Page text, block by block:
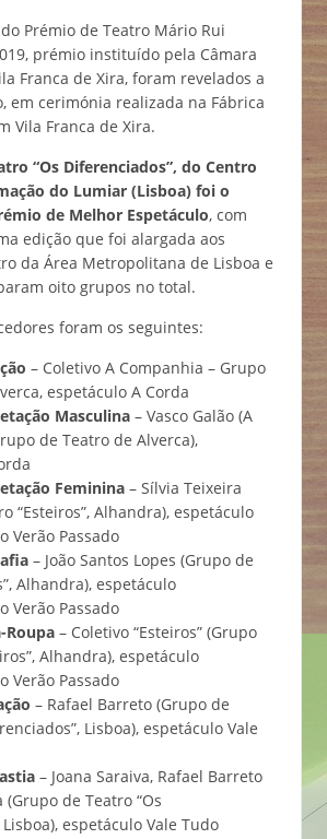
Prémio de Teatro Mário Rui
prémio instituído pela Câmara
Franca de Xira, foram revelados a
em cerimónia realizada na Fábrica
Vila Franca de Xira.
“Os Diferenciados”, do Centro
do Lumiar (Lisboa) foi o
de Melhor Espetáculo, com
edição que foi alargada aos
da Área Metropolitana de Lisboa e
oito grupos no total.
foram os seguintes:
– Coletivo A Companhia – Grupo
espetáculo A Corda
Masculina– Vasco Galão (A
de Teatro de Alverca),
Feminina– Sílvia Teixeira
“Esteiros”, Alhandra), espetáculo
Verão Passado
– João Santos Lopes (Grupo de
Alhandra), espetáculo
Verão Passado
Roupa– Coletivo “Esteiros” (Grupo
Alhandra), espetáculo
Verão Passado
– Rafael Barreto (Grupo de
Lisboa), espetáculo Vale
– Joana Saraiva, Rafael Barreto
de Teatro “Os
espetáculo Vale Tudo